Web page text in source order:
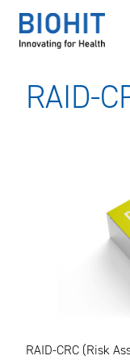
sisältöön
RAID-
RAID-CRC (Risk